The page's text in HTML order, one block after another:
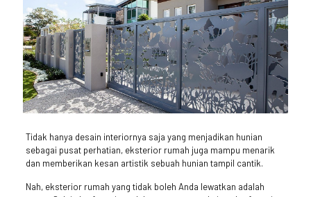
Tidak hanya desain interiornya saja yang menjadikan hunian
sebagai pusat perhatian, eksterior rumah juga mampu menarik
dan memberikan kesan artistik sebuah hunian tampil cantik.
Nah, eksterior rumah yang tidak boleh Anda lewatkan adalah